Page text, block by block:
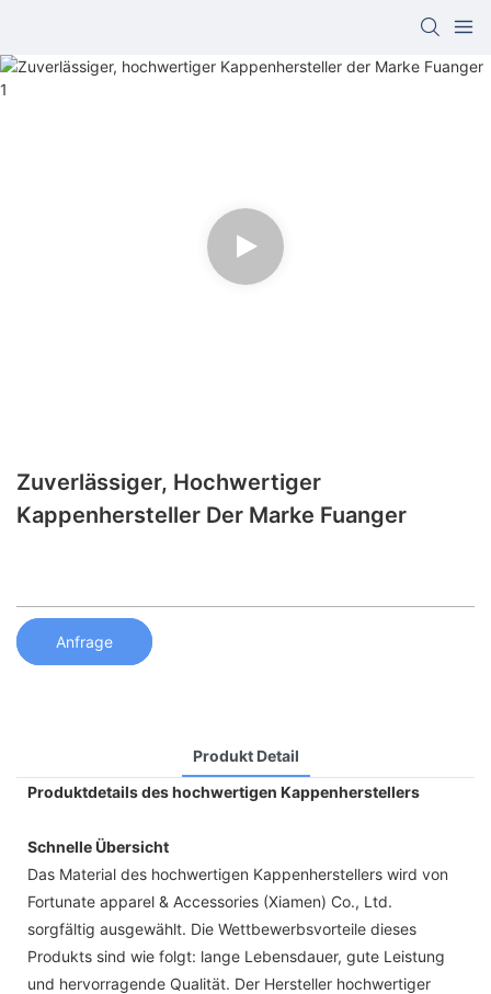
Zuverlässiger, Hochwertiger
Kappenhersteller Der Marke Fuanger
Anfrage
Produkt Detail
Produktdetails des hochwertigen Kappenherstellers
Schnelle Übersicht
Das Material des hochwertigen Kappenherstellers wird von
Fortunate apparel & Accessories (Xiamen) Co., Ltd.
sorgfältig ausgewählt. Die Wettbewerbsvorteile dieses
Produkts sind wie folgt: lange Lebensdauer, gute Leistung
und hervorragende Qualität. Der Hersteller hochwertiger